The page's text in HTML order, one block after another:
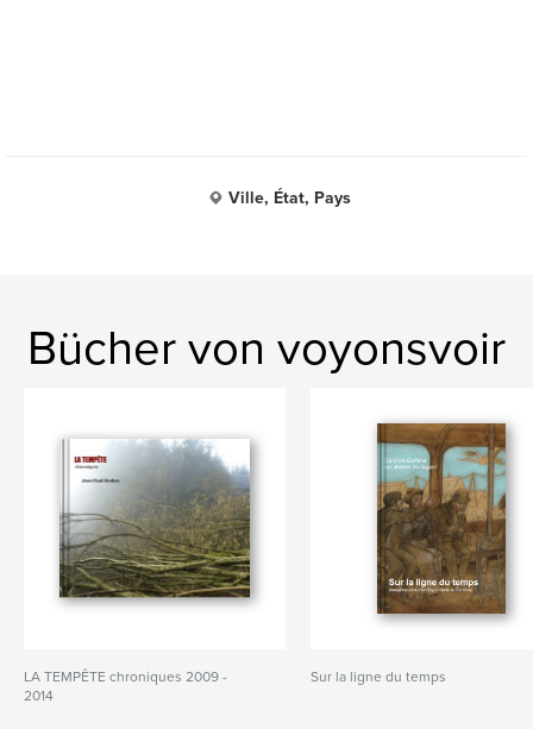
Ville, État, Pays
Bücher von voyonsvoir
LA TEMPÊTE chroniques 2009 -
2014
Sur la ligne du temps